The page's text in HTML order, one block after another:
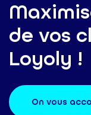
de vos
Loyoly !
On vous